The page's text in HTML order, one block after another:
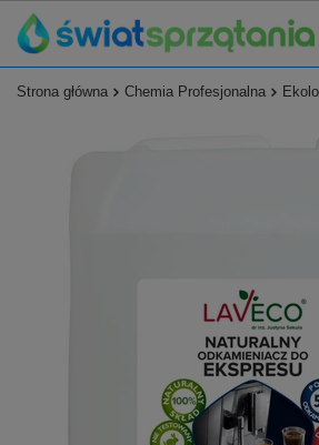
Strona główna Chemia Profesjonalna